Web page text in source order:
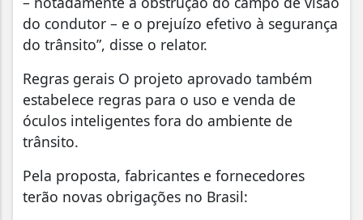
do condutor – e o prejuízo efetivo à segurança
do trânsito”, disse o relator.
Regras gerais O projeto aprovado também
estabelece regras para o uso e venda de
óculos inteligentes fora do ambiente de
trânsito.
Pela proposta, fabricantes e fornecedores
terão novas obrigações no Brasil: